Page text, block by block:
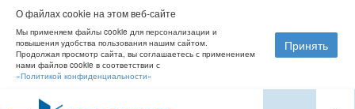
О файлах cookie на этом веб-сайте
Мы применяем файлы cookie для персонализации и
повышения удобства пользования нашим сайтом.
Продолжая просмотр сайта, вы соглашаетесь с применением
нами файлов cookie в соответствии с
«Политикой конфиденциальности»
Принять